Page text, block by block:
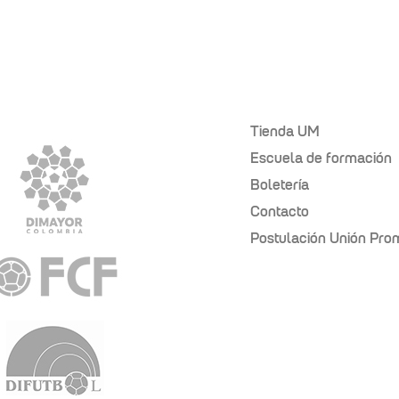
Tienda UM
Escuela de formación
Boletería
Contacto
Postulación Unión